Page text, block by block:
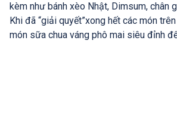
kèm như bánh xèo Nhật, Dimsum, chân
Khi đã “giải quyết”xong hết các món
món sữa chua váng phô mai siêu đỉnh